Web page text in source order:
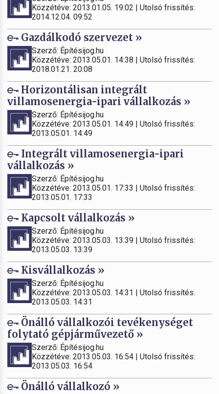
Közzétéve: 2013.01.05. 19:02 | Utolsó frissítés:
2014.12.04. 09:52
Gazdálkodó szervezet »
Szerző: Építésijog.hu
Közzétéve: 2013.05.01. 14:38 | Utolsó frissítés:
2018.01.21. 20:08
Horizontálisan integrált
villamosenergia-ipari vállalkozás »
Szerző: Építésijog.hu
Közzétéve: 2013.05.01. 14:49 | Utolsó frissítés:
2013.05.01. 14:49
Integrált villamosenergia-ipari
vállalkozás »
Szerző: Építésijog.hu
Közzétéve: 2013.05.01. 17:33 | Utolsó frissítés:
2013.05.01. 17:33
Kapcsolt vállalkozás »
Szerző: Építésijog.hu
Közzétéve: 2013.05.03. 13:39 | Utolsó frissítés:
2013.05.03. 13:39
Kisvállalkozás »
Szerző: Építésijog.hu
Közzétéve: 2013.05.03. 14:31 | Utolsó frissítés:
2013.05.03. 14:31
Önálló vállalkozói tevékenységet
folytató gépjárművezető »
Szerző: Építésijog.hu
Közzétéve: 2013.05.03. 16:54 | Utolsó frissítés:
2013.05.03. 16:54
Önálló vállalkozó »